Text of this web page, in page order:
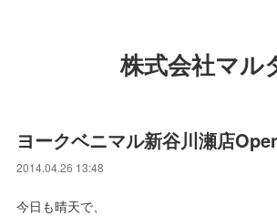
株式会社マル
ヨークベニマル新谷川瀬店
2014.04.26 13:48
今日も晴天で、